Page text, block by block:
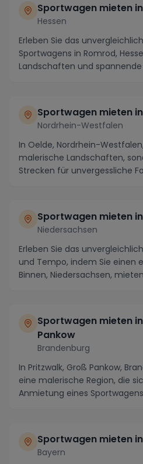
Sportwagen mieten
Hessen
Erleben Sie das
Sportwagens in Romrod,
Landschaften und
Sportwagen mieten
Nordrhein-Westfalen
In Oelde, Nordrhein-
malerische Landschaften,
Strecken für unvergessliche
Sportwagen mieten
Niedersachsen
Erleben Sie das
und Tempo, indem Sie einen
Binnen, Niedersachsen,
Sportwagen mieten
Pankow
Brandenburg
In Pritzwalk, Groß Pankow,
eine malerische Region, die
Anmietung eines
Sportwagen mieten
Bayern